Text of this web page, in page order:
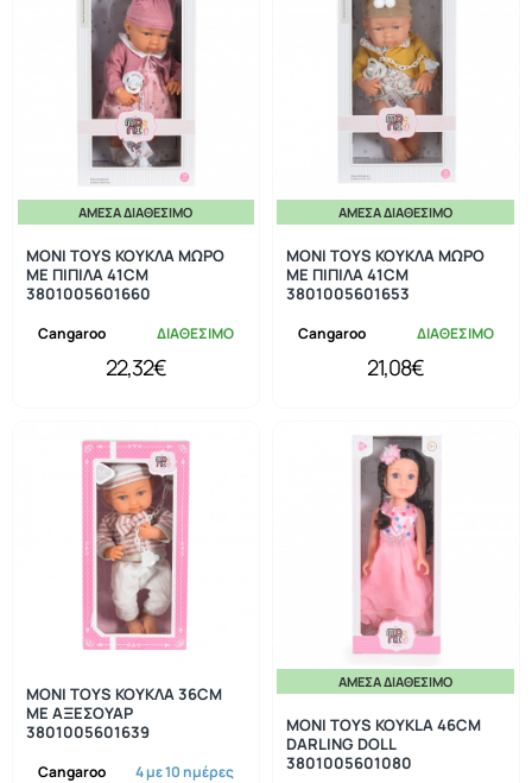
ΆΜΕΣΑ ΔΙΑΘΈΣΙΜΟ
Cangaroo ΔΙΑΘΕΣΙΜΟ
MONI TOYS ΚΟΥΚΛΑ ΜΩΡΟ
ΜΕ ΠΙΠΙΛΑ 41CM
3801005601660
22,32€
ΆΜΕΣΑ ΔΙΑΘΈΣΙΜΟ
Cangaroo ΔΙΑΘΕΣΙΜΟ
MONI TOYS ΚΟΥΚΛΑ ΜΩΡΟ
ΜΕ ΠΙΠΙΛΑ 41CM
3801005601653
21,08€
Cangaroo 4 με 10 ημέρες
MONI TOYS ΚΟΥΚΛΑ 36CM
ΜΕ ΑΞΕΣΟΥΑΡ
3801005601639
ΆΜΕΣΑ ΔΙΑΘΈΣΙΜΟ
MONI TOYS KOYKLA 46CM
DARLING DOLL
3801005601080